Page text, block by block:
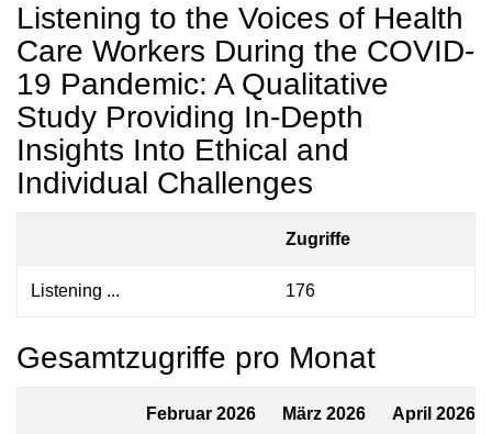
Listening to the Voices of Health
Care Workers During the COVID-
19 Pandemic: A Qualitative
Study Providing In-Depth
Insights Into Ethical and
Individual Challenges
Zugriffe
Listening ... 176
Gesamtzugriffe pro Monat
Februar 2026 März 2026 April 2026